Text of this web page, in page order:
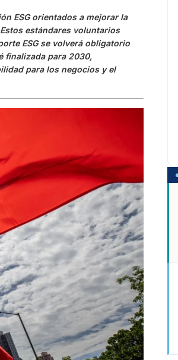
ESG orientados a mejorar la
estándares voluntarios
ESG se volverá obligatorio
finalizada para 2030,
para los negocios y el